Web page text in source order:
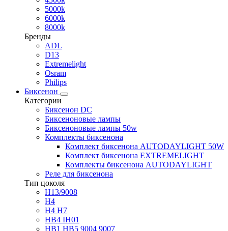
5000k
6000k
8000k
Бренды
ADL
D13
Extremelight
Osram
Philips
Биксенон
Категории
Биксенон DC
Биксеноновые лампы
Биксеноновые лампы 50w
Комплекты биксенона
Комплект биксенона AUTODAYLIGHT 50W
Комплект биксенона EXTREMELIGHT
Комплекты биксенона AUTODAYLIGHT
Реле для биксенона
Тип цоколя
H13/9008
H4
H4 H7
HB4 IH01
HB1 HB5 9004 9007